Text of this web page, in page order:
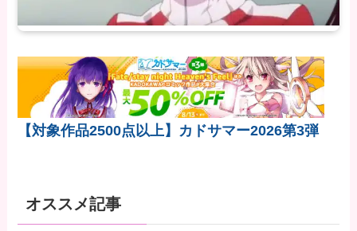
【対象作品2500点以上】カドサマー2026第3弾
オススメ記事